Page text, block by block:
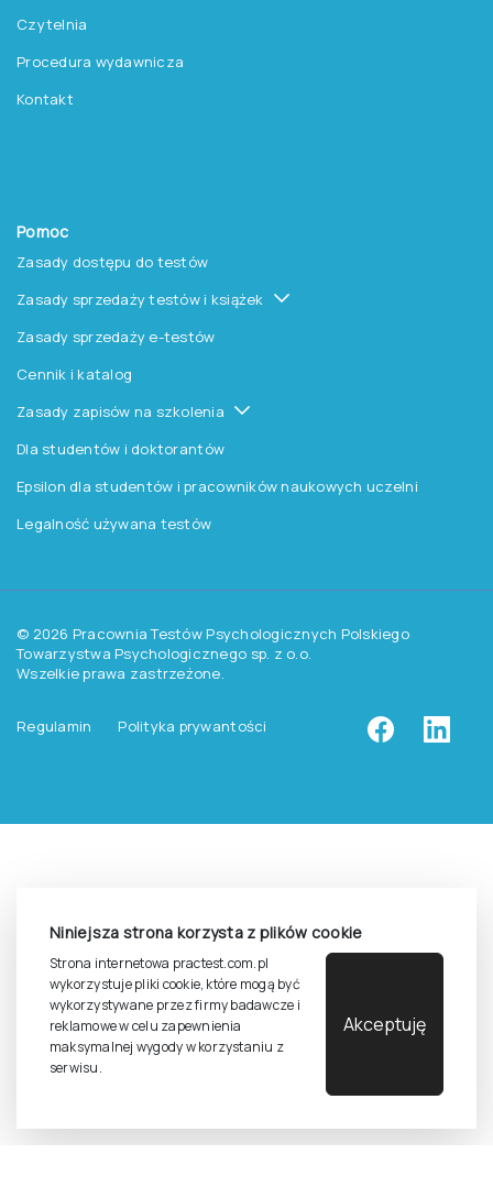
Niniejsza strona korzysta z plików cookie
Strona internetowa practest.com.pl
wykorzystuje pliki cookie, które mogą być
wykorzystywane przez firmy badawcze i
reklamowe w celu zapewnienia
maksymalnej wygody w korzystaniu z
serwisu.
Akceptuję
Platforma Epsilon
Szkolenia
Książki i inne artykuły
O nas
O Pracowni
Aktualności
Czytelnia
Procedura wydawnicza
Kontakt
Zasady sprzedaży e-testów
Cennik i katalog
Zasady zapisów na szkolenia
Pracownia Testów Psychologicznych Polskiego
Towarzystwa Psychologicznego sp. z o.o.
Wszelkie prawa zastrzeżone.
Regulamin Polityka prywantości